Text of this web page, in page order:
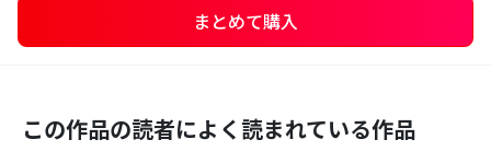
まとめて購入
この作品の読者によく読まれている作品